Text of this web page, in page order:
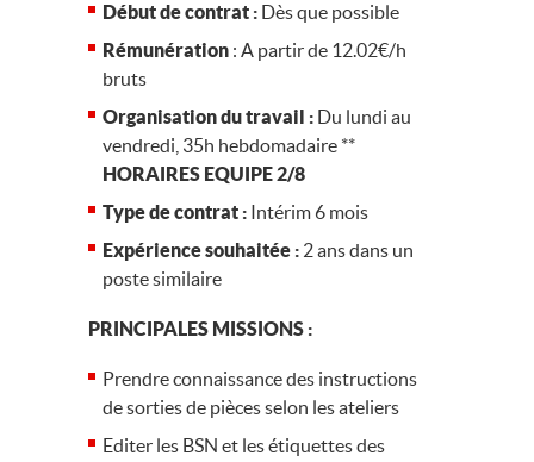
Début de contrat : Dès que possible
Rémunération : A partir de 12.02€/h
bruts
Organisation du travail : Du lundi au
vendredi, 35h hebdomadaire **
HORAIRES EQUIPE 2/8
Type de contrat : Intérim 6 mois
Expérience souhaitée : 2 ans dans un
poste similaire
PRINCIPALES MISSIONS :
Prendre connaissance des instructions
de sorties de pièces selon les ateliers
Editer les BSN et les étiquettes des